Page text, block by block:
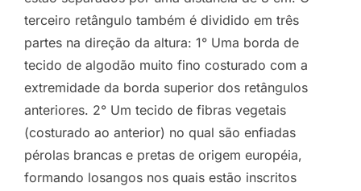
terceiro retângulo também é dividido em três
partes na direção da altura: 1° Uma borda de
tecido de algodão muito fino costurado com a
extremidade da borda superior dos retângulos
anteriores. 2° Um tecido de fibras vegetais
(costurado ao anterior) no qual são enfiadas
pérolas brancas e pretas de origem européia,
formando losangos nos quais estão inscritos